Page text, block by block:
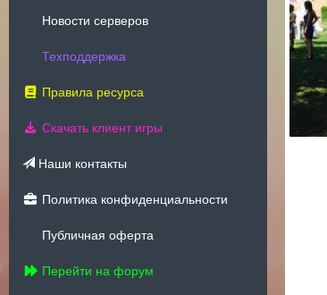
Новости серверов
Техподдержка
Правила ресурса
Скачать клиент игры
Наши контакты
Политика конфиденциальности
Публичная оферта
Перейти на форум